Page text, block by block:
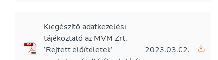
Kiegészítő adatkezelési
tájékoztató az MVM Zrt.
’Rejtett előítéletek’
2023.03.02.